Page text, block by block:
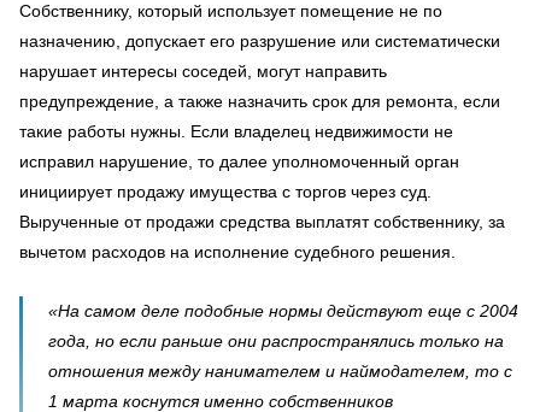
Собственнику, который использует помещение не по
назначению, допускает его разрушение или систематически
нарушает интересы соседей, могут направить
предупреждение, а также назначить срок для ремонта, если
такие работы нужны. Если владелец недвижимости не
исправил нарушение, то далее уполномоченный орган
инициирует продажу имущества с торгов через суд.
Вырученные от продажи средства выплатят собственнику, за
вычетом расходов на исполнение судебного решения.
«На самом деле подобные нормы действуют еще с 2004
года, но если раньше они распространялись только на
отношения между нанимателем и наймодателем, то с
1 марта коснутся именно собственников